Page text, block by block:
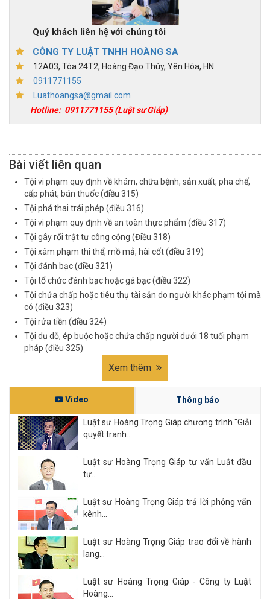
Quý khách liên hệ với chúng tôi
CÔNG TY LUẬT TNHH HOÀNG SA
12A03, Tòa 24T2, Hoàng Đạo Thúy, Yên Hòa, HN
0911771155
Luathoangsa@gmail.com
Hotline: 0911771155(Luật sư Giáp)
Bài viết liên quan
Tội vi phạm quy định về khám, chữa bệnh, sản xuất, pha chế,
cấp phát, bán thuốc (điều 315)
Tội phá thai trái phép (điều 316)
Tội vi phạm quy định về an toàn thực phẩm (điều 317)
Tội gây rối trật tự công cộng (Điều 318)
Tội xâm phạm thi thể, mồ mả, hài cốt (điều 319)
Tội đánh bạc (điều 321)
Tội tổ chức đánh bạc hoặc gá bạc (điều 322)
Tội chứa chấp hoặc tiêu thụ tài sản do người khác phạm tội mà
có (điều 323)
Tội rửa tiền (điều 324)
Tội dụ dỗ, ép buộc hoặc chứa chấp người dưới 18 tuổi phạm
pháp (điều 325)
Xem thêm
Video Thông báo
Luật sư Hoàng Trọng Giáp chương trình "Giải
quyết tranh...
Luật sư Hoàng Trọng Giáp tư vấn Luật đầu
tư...
Luật sư Hoàng Trọng Giáp trả lời phỏng vấn
kênh...
Luật sư Hoàng Trọng Giáp trao đổi về hành
lang...
Luật sư Hoàng Trọng Giáp - Công ty Luật
Hoàng...